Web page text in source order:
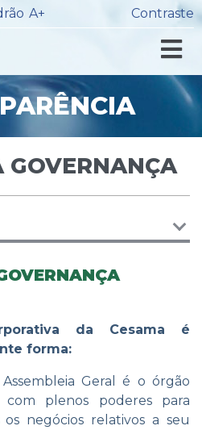
A+ Contraste
GOVERNANÇA
da Cesama é
forma:
Geral é o órgão
plenos poderes para
negócios relativos a seu